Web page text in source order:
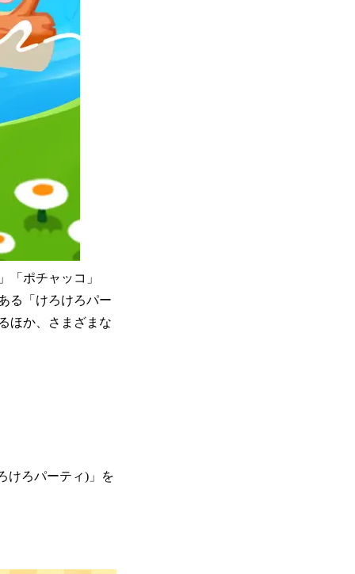
「ポチャッコ」
る「けろけろパー
ほか、さまざまな
けろパーティ)」を